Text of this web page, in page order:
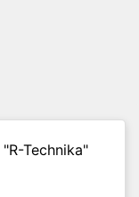
"R-Technika"